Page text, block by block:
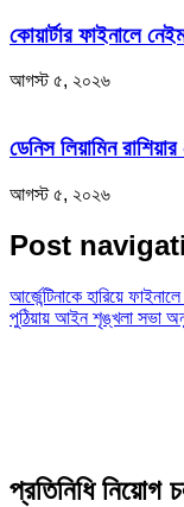
কোয়ার্টার ফাইনালে
আগস্ট ৫, ২০২৬
ডেনিস লিয়ামিন
আগস্ট ৫, ২০২৬
Post
আর্জেন্টিনাকে হারিয়ে
পুঠিয়ায় আইন শৃঙ্খলা সভা
প্রতিনিধি নিয়োগ